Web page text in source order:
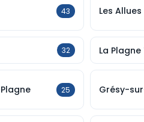
43 Les Allues
32 La
25 Grésy-